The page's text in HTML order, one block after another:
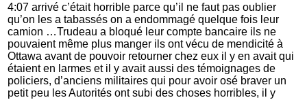
4:07 arrivé c’était horrible parce qu’il ne faut pas oublier
qu’on les a tabassés on a endommagé quelque fois leur
camion …Trudeau a bloqué leur compte bancaire ils ne
pouvaient même plus manger ils ont vécu de mendicité à
Ottawa avant de pouvoir retourner chez eux il y en avait qui
étaient en larmes et il y avait aussi des témoignages de
policiers, d’anciens militaires qui pour avoir osé braver un
petit peu les Autorités ont subi des choses horribles, il y